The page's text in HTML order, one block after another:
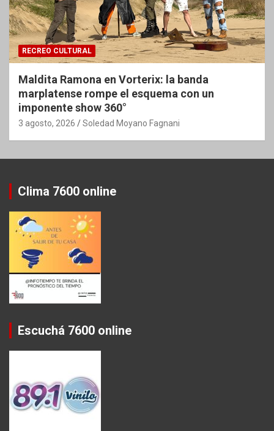
RECREO CULTURAL
Maldita Ramona en Vorterix: la banda
marplatense rompe el esquema con un
imponente show 360°
3 agosto, 2026 Soledad Moyano Fagnani
Clima 7600 online
Escuchá 7600 online